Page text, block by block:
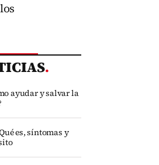
.
ayudar y salvar la
es, síntomas y